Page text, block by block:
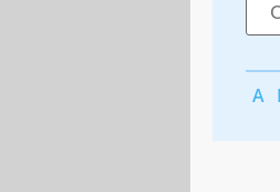
A